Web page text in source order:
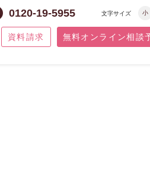
0120-19-5955 文字サイズ 小
資料請求 無料オンライン相談